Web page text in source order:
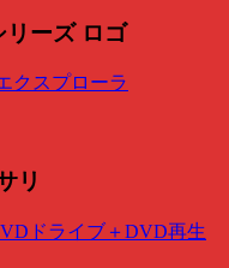
クスプローラ
リ
ドライブ＋DVD再生